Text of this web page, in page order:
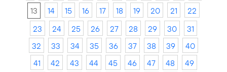
13
14 15 16 17 18 19 20 21
22
23
24 25 26 27 28 29 30
31
32
33 34 35 36 37 38 39
40
41
42 43 44 45 46 47 48
49